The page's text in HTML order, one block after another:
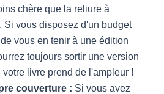
chère que la reliure à
Si vous disposez d'un budget
vous en tenir à une édition
toujours sortir une version
livre prend de l'ampleur !
couverture : Si vous avez